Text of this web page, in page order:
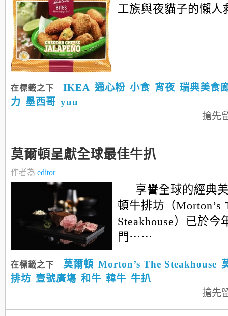
工族與夜貓子的懶
在標籤之下 IKEA 通心粉 小食 宵夜 瑞典美食
力 墨西哥 yuu
搶先
莫爾頓呈獻全球最佳牛扒
作者為 editor
享譽全球的經典
頓牛排坊（Morton’s
Steakhouse）已於今
門⋯⋯
在標籤之下 莫爾頓 Morton’s The Steakhouse
排坊 壹號廣塲 和牛 韓牛 牛扒
搶先